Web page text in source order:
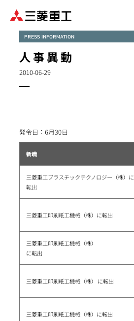
PRESS INFORMATION
人 事 異 動
2010-06-29
発令日：6月30日
新職
三菱重工プラスチックテクノロジー（株）に
転出
三菱重工印刷紙工機械（株）に転出
三菱重工印刷紙工機械（株）
に転出
三菱重工印刷紙工機械（株） に転出
三菱重工印刷紙工機械（株）に転出